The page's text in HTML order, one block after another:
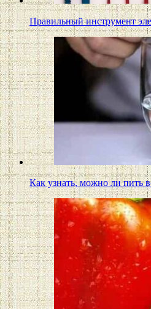
Правильный инструмент
Как узнать, можно ли пить